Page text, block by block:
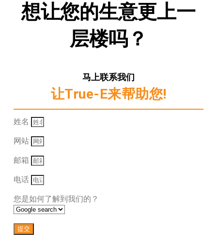
想让您的生意更上一
层楼吗？
马上联系我们
让True-E来帮助您!
姓名
网站
邮箱
电话
您是如何了解到我们的？
提交